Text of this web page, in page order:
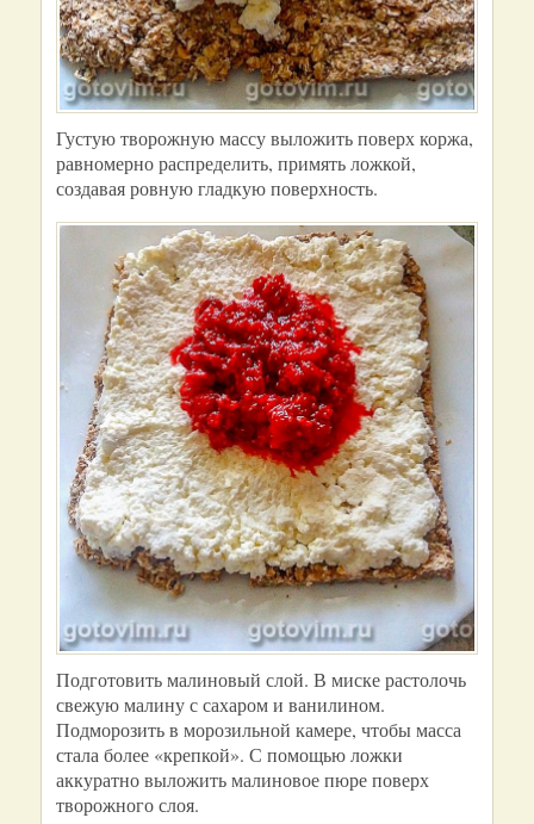
Густую творожную массу выложить поверх коржа,
равномерно распределить, примять ложкой,
создавая ровную гладкую поверхность.
Подготовить малиновый слой. В миске растолочь
свежую малину с сахаром и ванилином.
Подморозить в морозильной камере, чтобы масса
стала более «крепкой». С помощью ложки
аккуратно выложить малиновое пюре поверх
творожного слоя.